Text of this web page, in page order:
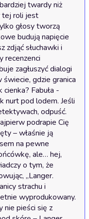
twardy niż
tej roli jest
głosy tworzą
budują napięcie
zdjąć słuchawki i
recenzenci
zagłuszyć dialogi
gdzie granica
Fabuła -
nurt pod lodem. Jeśli
odpuść.
podrapie Cię
– właśnie ją
na pewne
ale… hej,
o tym, że
„Langer.
strachu i
wyprodukowany.
nie pieści się z